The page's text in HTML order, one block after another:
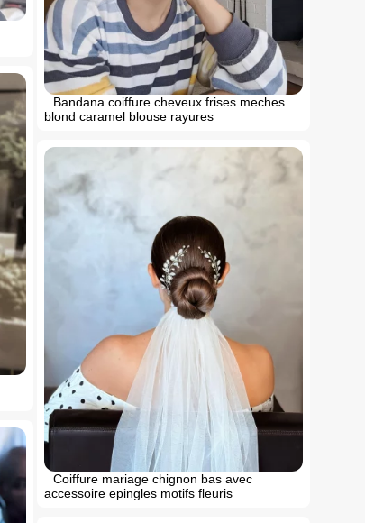
Bandana coiffure cheveux frises meches
blond caramel blouse rayures
Coiffure mariage chignon bas avec
accessoire epingles motifs fleuris